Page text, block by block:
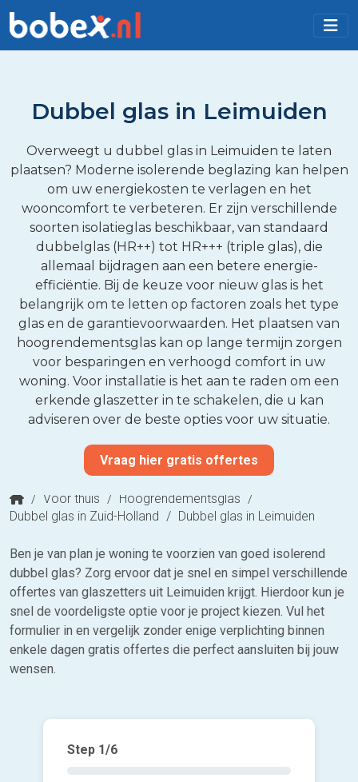
Dubbel glas in Leimuiden
Overweegt u dubbel glas in Leimuiden te laten
plaatsen? Moderne isolerende beglazing kan helpen
om uw energiekosten te verlagen en het
wooncomfort te verbeteren. Er zijn verschillende
soorten isolatieglas beschikbaar, van standaard
dubbelglas (HR++) tot HR+++ (triple glas), die
allemaal bijdragen aan een betere energie-
efficiëntie. Bij de keuze voor nieuw glas is het
belangrijk om te letten op factoren zoals het type
glas en de garantievoorwaarden. Het plaatsen van
hoogrendementsglas kan op lange termijn zorgen
voor besparingen en verhoogd comfort in uw
woning. Voor installatie is het aan te raden om een
erkende glaszetter in te schakelen, die u kan
adviseren over de beste opties voor uw situatie.
Vraag hier gratis offertes
/ Voor thuis / Hoogrendementsglas /
Dubbel glas in Zuid-Holland / Dubbel glas in Leimuiden
Ben je van plan je woning te voorzien van goed isolerend
dubbel glas? Zorg ervoor dat je snel en simpel verschillende
offertes van glaszetters uit Leimuiden krijgt. Hierdoor kun je
snel de voordeligste optie voor je project kiezen. Vul het
formulier in en vergelijk zonder enige verplichting binnen
enkele dagen gratis offertes die perfect aansluiten bij jouw
wensen.
Step 1/6